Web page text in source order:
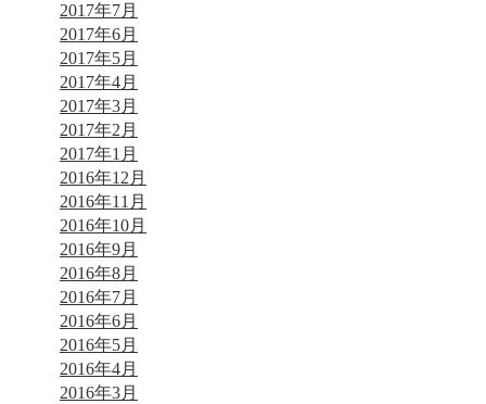
2017年7月
2017年6月
2017年5月
2017年4月
2017年3月
2017年2月
2017年1月
2016年12月
2016年11月
2016年10月
2016年9月
2016年8月
2016年7月
2016年6月
2016年5月
2016年4月
2016年3月